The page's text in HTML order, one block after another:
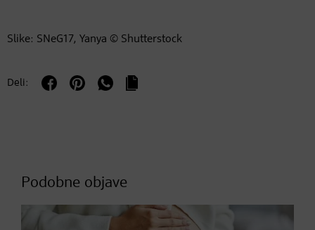
Slike: SNeG17, Yanya © Shutterstock
Deli:
Podobne objave